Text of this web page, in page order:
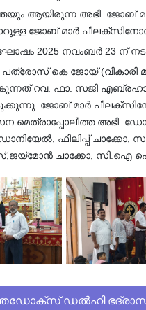
ആയിരുന്ന അഭി. ജോബ്
ജോബ് മാർ
2025 നവംബർ 23 ന്
കെ ജോയ്
റവ. ഫാ. സജി
ജോബ് മാർ
മെത്രാപ്പോലീത്ത അഭി.
ഫിലിപ്പ്
ചാക്കോ, സി.ഐ
ഡൽഹി